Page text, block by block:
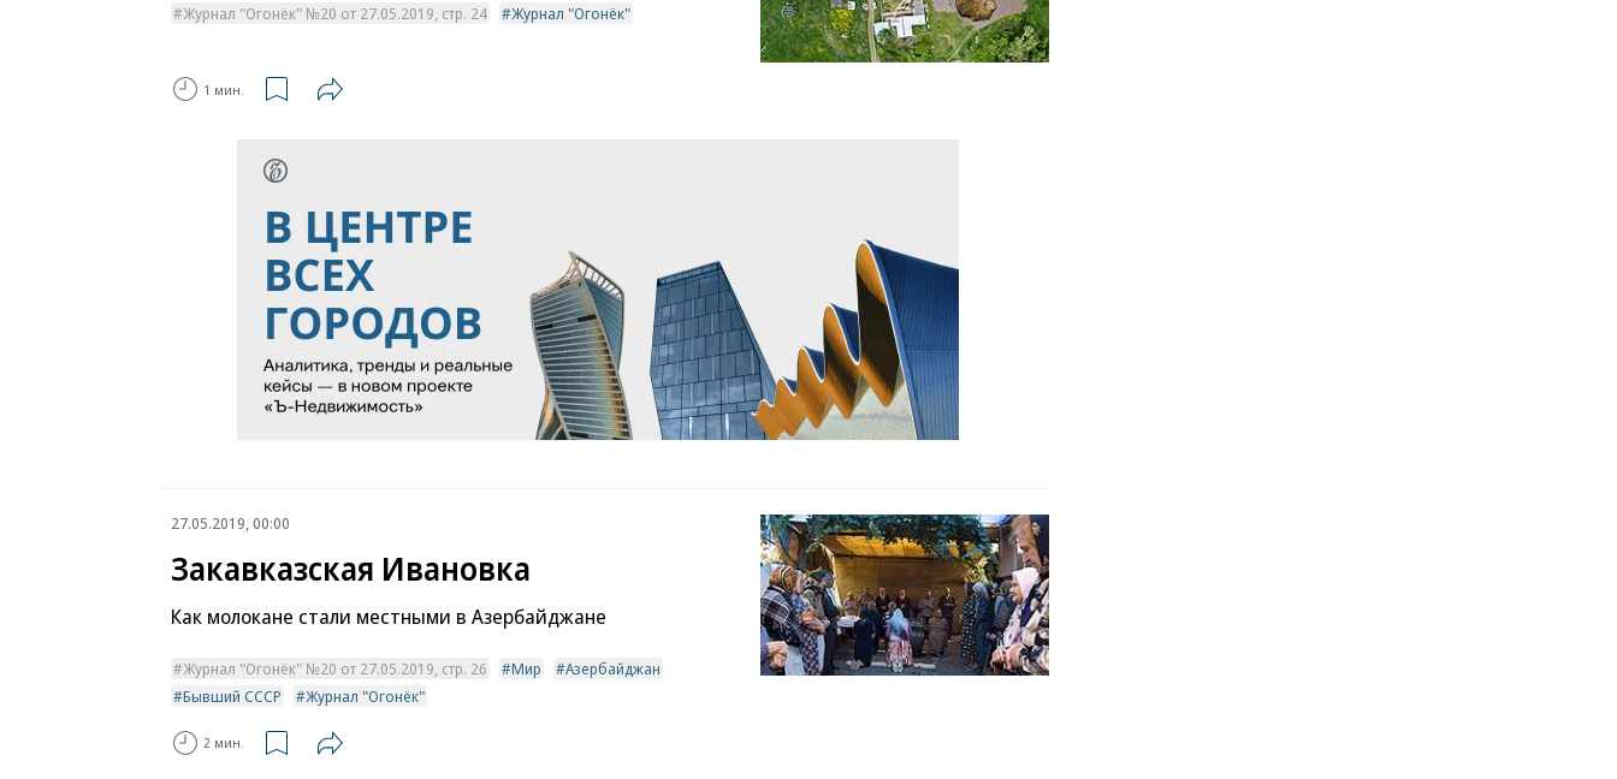
Журнал "Огонёк" №20 от 27.05.2019, стр. 24 Журнал "Огонёк"
1 мин.
27.05.2019, 00:00
Закавказская Ивановка
Как молокане стали местными в Азербайджане
Журнал "Огонёк" №20 от 27.05.2019, стр. 26 Мир
Азербайджан
Бывший СССР
Журнал "Огонёк"
2 мин.